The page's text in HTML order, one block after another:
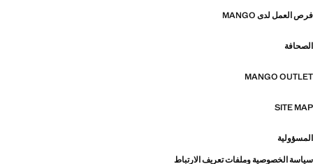
فرص العمل لدى MANGO
الصحافة
MANGO OUTLET
SITE MAP
المسؤولية
سياسة الخصوصية وملفات تعريف الارتباط